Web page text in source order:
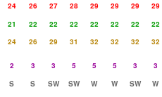
24 26 27 28 29 29 29 29
21 22 22 22 22 22 22 22
24 26 29 31 32 32 32 32
2 3 3 5 5 5 3 3
S S SW SW W W SW W